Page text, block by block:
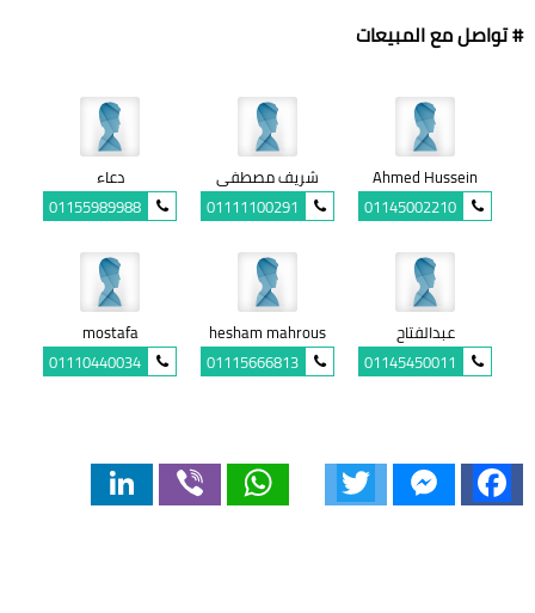
# تواصل مع المبيعات
Ahmed Hussein
01145002210
شريف مصطفى
01111100291
دعاء
01155989988
عبدالفتاح
01145450011
hesham mahrous
01115666813
mostafa
01110440034
Facebook
Messenger
WhatsApp